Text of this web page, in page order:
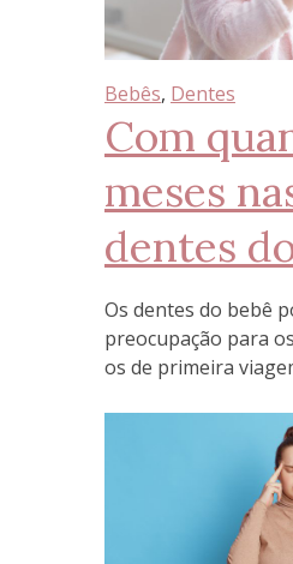
Bebês, Dentes
Com
meses
dentes
Os dentes do bebê
preocupação para
os de primeira